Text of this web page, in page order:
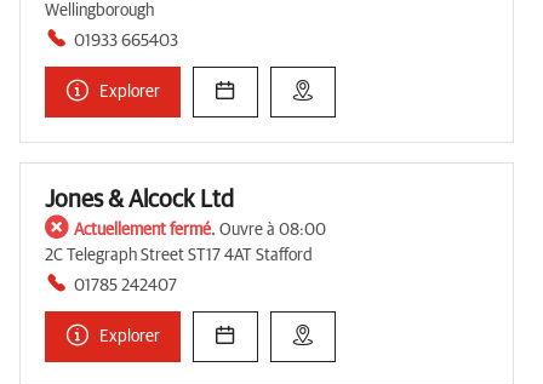
Wellingborough
01933 665403
Explorer
Jones & Alcock Ltd
Actuellement fermé. Ouvre à 08:00
2C Telegraph Street ST17 4AT Stafford
01785 242407
Explorer